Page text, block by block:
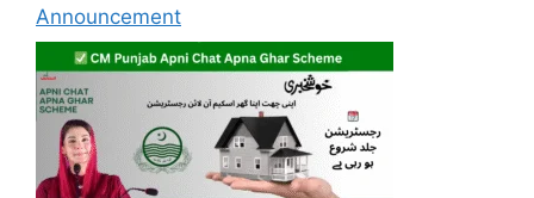
Announcement